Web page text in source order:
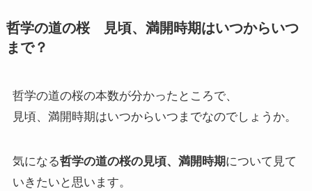
哲学の道の桜 見頃、満開時期はいつからいつ
まで？
哲学の道の桜の本数が分かったところで、
見頃、満開時期はいつからいつまでなのでしょうか。
気になる哲学の道の桜の見頃、満開時期について見て
いきたいと思います。